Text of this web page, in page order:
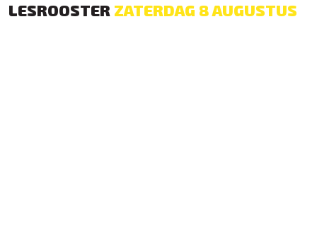
LESROOSTER ZATERDAG 8 AUGUSTUS